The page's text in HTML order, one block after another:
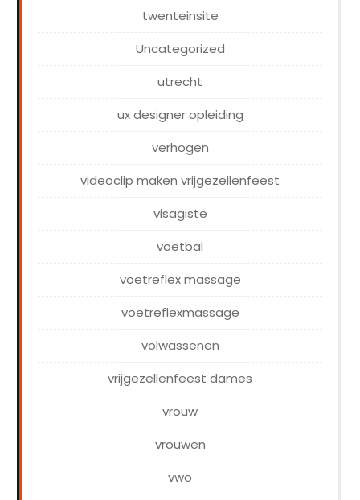
twenteinsite
Uncategorized
utrecht
ux designer opleiding
verhogen
videoclip maken vrijgezellenfeest
visagiste
voetbal
voetreflex massage
voetreflexmassage
volwassenen
vrijgezellenfeest dames
vrouw
vrouwen
vwo